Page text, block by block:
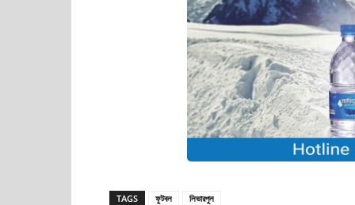
TAGS ফুটবল লিভারপুল